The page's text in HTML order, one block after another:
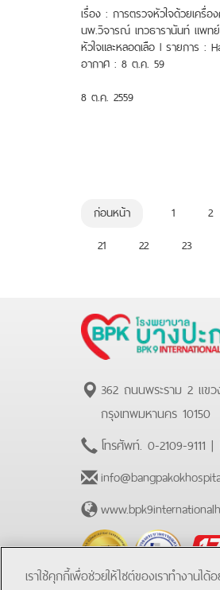
เรื่อง : การตรวจหัวใจด้วยเครื่
นพ.วิจารณ์ เทวธารานันท์ แพท
หัวใจและหลอดเลือ l รายการ
อากาศ : 8 ต.ค. 59
8 ต.ค. 2559
ก่อนหน้า 1 2
21
22 23
362 ถนนพระราม 2 แข
กรุงเทพมหานคร 10150
โทรศัพท์. 0-2109-9111 |
BPK
Hotline
เราใช้คุกกี้เพื่อช่วยให้ไซต์ของเราทำงาน